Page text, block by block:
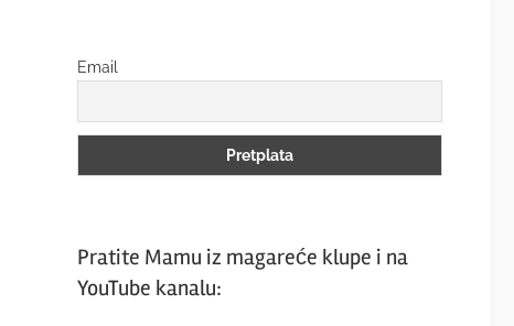
Email
Pratite Mamu iz magareće klupe i na
YouTube kanalu: